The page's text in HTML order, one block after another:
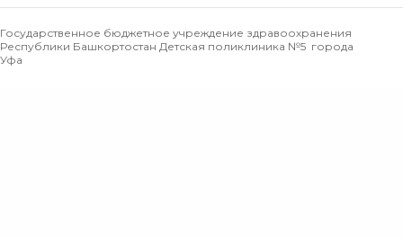
Государственное бюджетное учреждение здравоохранения
Республики Башкортостан Детская поликлиника №5 города
Уфа